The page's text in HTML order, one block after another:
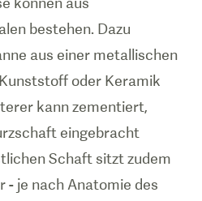
bestehen. Dazu
aus einer metallischen
oder Keramik
kann zementiert,
eingebracht
Schaft sitzt zudem
- je nach Anatomie des